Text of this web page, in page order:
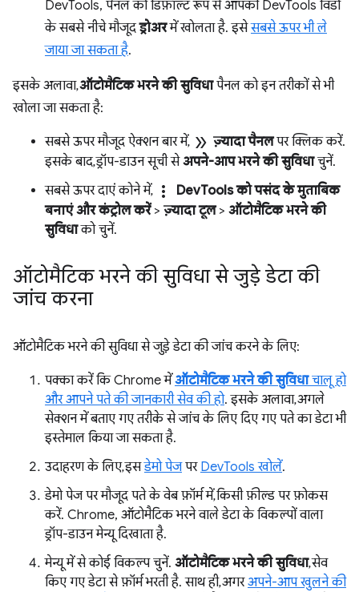
DevTools, पैनल को डिफ़ॉल्ट रूप से आपकी DevTools विंडो
के सबसे नीचे मौजूदड्रोअरमें खोलता है. इसेसबसे ऊपर भी ले
जाया जा सकता है.
इसके अलावा,ऑटोमैटिक भरने की सुविधापैनल को इन तरीकों से भी
खोला जा सकता है:
सबसे ऊपर मौजूद ऐक्शन बार में, double_arrow ज़्यादा पैनलपर क्लिक करें.
इसके बाद, ड्रॉप-डाउन सूची सेअपने-आप भरने की सुविधाचुनें.
सबसे ऊपर दाएं कोने में, more_vert
DevTools को पसंद के मुताबिक
बनाएं और कंट्रोल करें> ज़्यादा टूल> ऑटोमैटिक भरने की
सुविधाको चुनें.
ऑटोमैटिक भरने की सुविधा से जुड़े डेटा की
जांच करना
ऑटोमैटिक भरने की सुविधा से जुड़े डेटा की जांच करने के लिए:
पक्का करें कि Chrome मेंऑटोमैटिक भरने की सुविधाचालू हो
और आपने पते की जानकारी सेव की हो. इसके अलावा, अगले
सेक्शन में बताए गए तरीके से जांच के लिए दिए गए पते का डेटा भी
इस्तेमाल किया जा सकता है.
उदाहरण के लिए, इसडेमो पेजपर DevTools खोलें.
डेमो पेज पर मौजूद पते के वेब फ़ॉर्म में, किसी फ़ील्ड पर फ़ोकस
करें. Chrome, ऑटोमैटिक भरने वाले डेटा के विकल्पों वाला
ड्रॉप-डाउन मेन्यू दिखाता है.
मेन्यू में से कोई विकल्प चुनें. ऑटोमैटिक भरने की सुविधा, सेव
किए गए डेटा से फ़ॉर्म भरती है. साथ ही, अगरअपने-आप खुलने की